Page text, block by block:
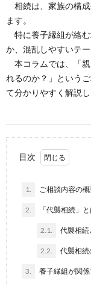
相続は、家族の構成
ます。
特に養子縁組が絡
か、混乱しやすいテー
本コラムでは、「
れるのか？」という
て分かりやすく解説し
目次
1. ご相談内容の
2. 「代襲相続」
2.1. 代襲相続
2.2. 代襲相続
3. 養子縁組が関